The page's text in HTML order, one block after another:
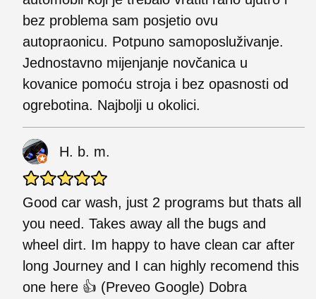
bez problema sam posjetio ovu
autopraonicu. Potpuno samoposluživanje.
Jednostavno mijenjanje novčanica u
kovanice pomoću stroja i bez opasnosti od
ogrebotina. Najbolji u okolici.
H. b. m.
Good car wash, just 2 programs but thats all
you need. Takes away all the bugs and
wheel dirt. Im happy to have clean car after
long Journey and I can highly recomend this
one here 👍 (Preveo Google) Dobra